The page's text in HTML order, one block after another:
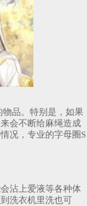
品。特别是，如果
会不断给麻绳造成
况，专业的字母圈S
沾上爱液等各种体
洗衣机里洗也可